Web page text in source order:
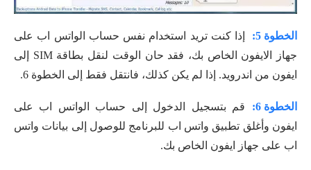
الخطوة 5:
إذا كنت تريد استخدام نفس حساب الواتس اب على
جهاز الايفون الخاص بك، فقد حان الوقت لنقل بطاقة SIM إلى
ايفون من اندرويد. إذا لم يكن كذلك، فانتقل فقط إلى الخطوة 6.
الخطوة 6:
قم بتسجيل الدخول إلى حساب الواتس اب على
ايفون وأغلق تطبيق واتس اب للبرنامج للوصول إلى بيانات واتس
اب على جهاز ايفون الخاص بك.